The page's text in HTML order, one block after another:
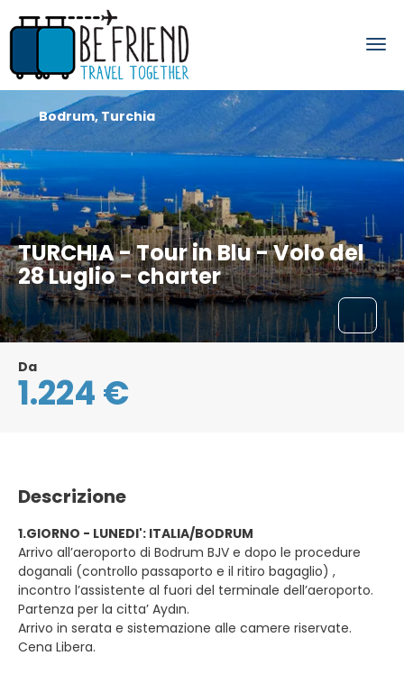
TURCHIA - Tour in Blu - Volo del
28 Luglio - charter
Bodrum, Turchia
Da
1.224 €
Descrizione
1.GIORNO - LUNEDI': ITALIA/BODRUM
Arrivo all’aeroporto di Bodrum BJV e dopo le procedure
doganali (controllo passaporto e il ritiro bagaglio) ,
incontro l’assistente al fuori del terminale dell’aeroporto.
Partenza per la citta’ Aydın.
Arrivo in serata e sistemazione alle camere riservate.
Cena Libera.